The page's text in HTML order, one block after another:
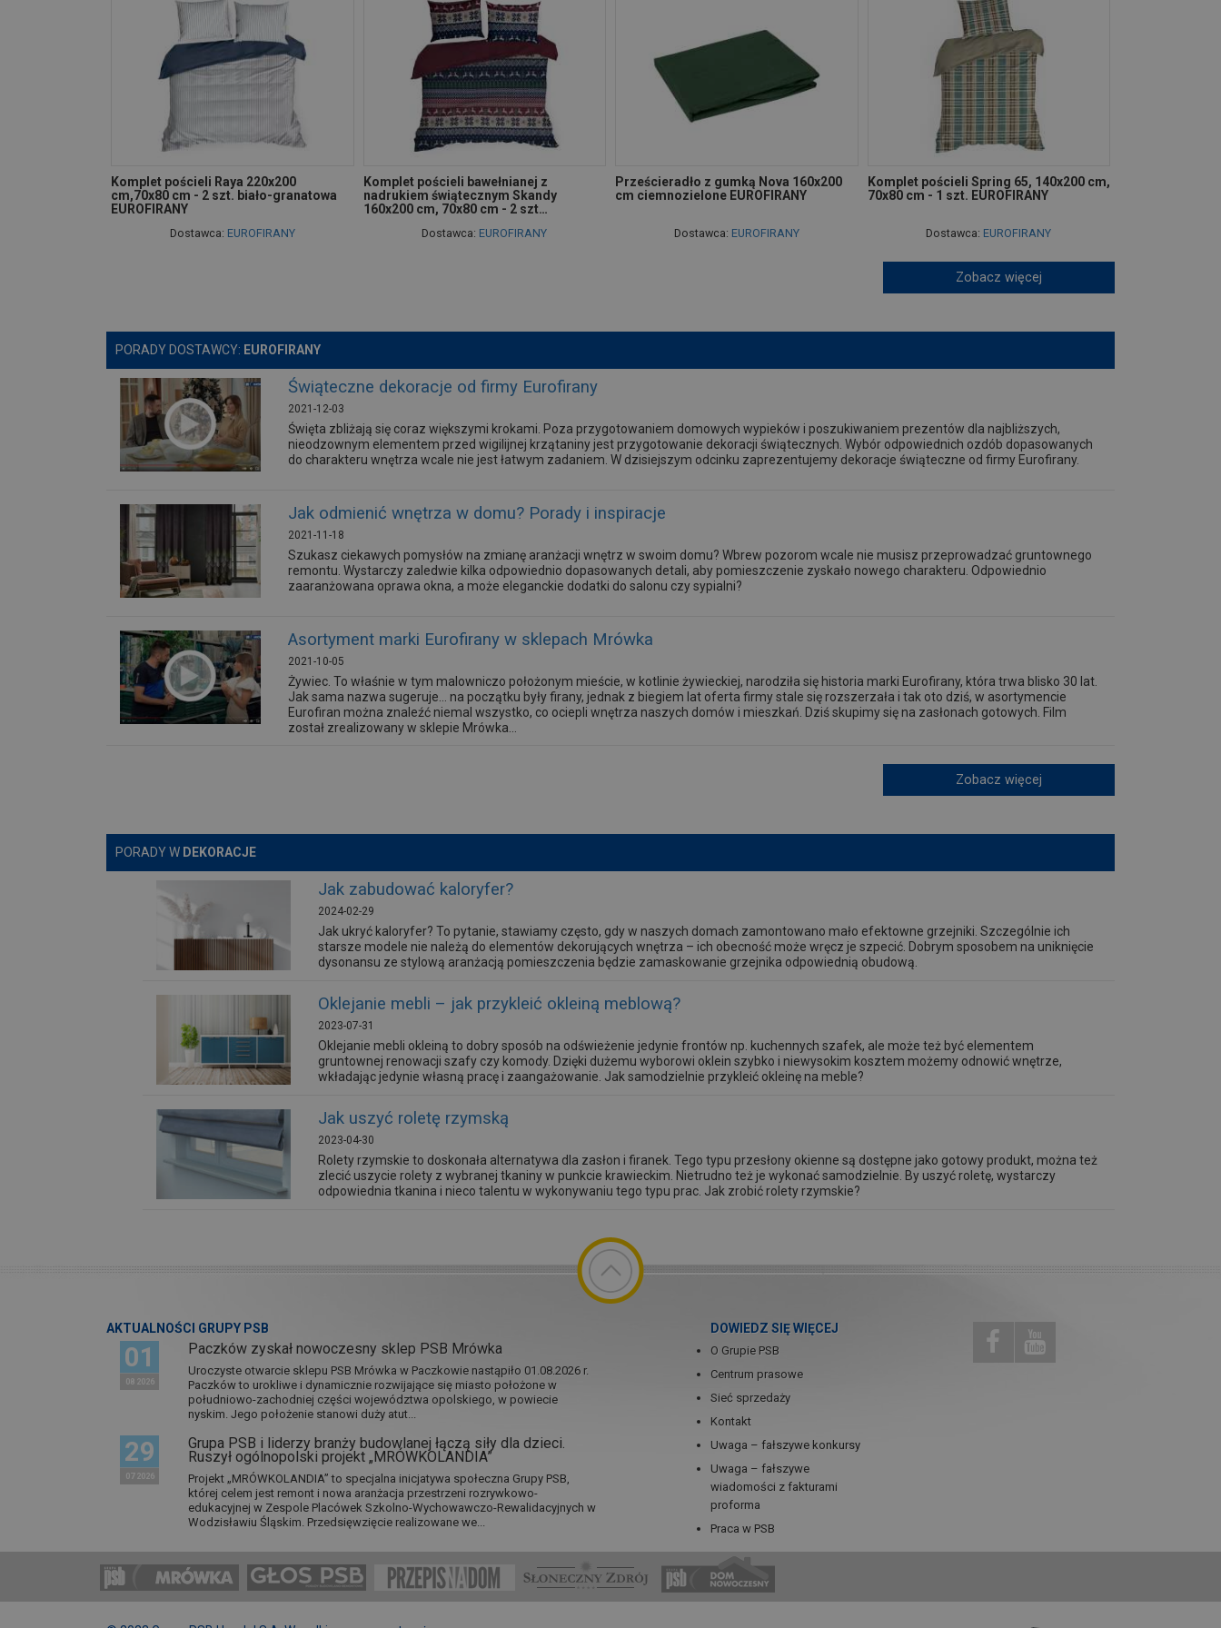
Komplet pościeli Raya 220x200
cm,70x80 cm - 2 szt. biało-granatowa
EUROFIRANY
Dostawca: EUROFIRANY
Komplet pościeli bawełnianej z
nadrukiem świątecznym Skandy
160x200 cm, 70x80 cm - 2 szt…
Dostawca: EUROFIRANY
Prześcieradło z gumką Nova 160x200
cm ciemnozielone EUROFIRANY
Dostawca: EUROFIRANY
Komplet pościeli Spring 65, 140x200 cm,
70x80 cm - 1 szt. EUROFIRANY
Dostawca: EUROFIRANY
Zobacz więcej
PORADY DOSTAWCY: EUROFIRANY
Świąteczne dekoracje od firmy Eurofirany
2021-12-03
Święta zbliżają się coraz większymi krokami. Poza przygotowaniem domowych wypieków i poszukiwaniem prezentów dla najbliższych,
nieodzownym elementem przed wigilijnej krzątaniny jest przygotowanie dekoracji świątecznych. Wybór odpowiednich ozdób dopasowanych
do charakteru wnętrza wcale nie jest łatwym zadaniem. W dzisiejszym odcinku zaprezentujemy dekoracje świąteczne od firmy Eurofirany.
Jak odmienić wnętrza w domu? Porady i inspiracje
2021-11-18
Szukasz ciekawych pomysłów na zmianę aranżacji wnętrz w swoim domu? Wbrew pozorom wcale nie musisz przeprowadzać gruntownego
remontu. Wystarczy zaledwie kilka odpowiednio dopasowanych detali, aby pomieszczenie zyskało nowego charakteru. Odpowiednio
zaaranżowana oprawa okna, a może eleganckie dodatki do salonu czy sypialni?
Asortyment marki Eurofirany w sklepach Mrówka
2021-10-05
Żywiec. To właśnie w tym malowniczo położonym mieście, w kotlinie żywieckiej, narodziła się historia marki Eurofirany, która trwa blisko 30 lat.
Jak sama nazwa sugeruje… na początku były firany, jednak z biegiem lat oferta firmy stale się rozszerzała i tak oto dziś, w asortymencie
Eurofiran można znaleźć niemal wszystko, co ociepli wnętrza naszych domów i mieszkań. Dziś skupimy się na zasłonach gotowych. Film
został zrealizowany w sklepie Mrówka...
Zobacz więcej
PORADY W DEKORACJE
Jak zabudować kaloryfer?
2024-02-29
Jak ukryć kaloryfer? To pytanie, stawiamy często, gdy w naszych domach zamontowano mało efektowne grzejniki. Szczególnie ich
starsze modele nie należą do elementów dekorujących wnętrza – ich obecność może wręcz je szpecić. Dobrym sposobem na uniknięcie
dysonansu ze stylową aranżacją pomieszczenia będzie zamaskowanie grzejnika odpowiednią obudową.
Oklejanie mebli – jak przykleić okleiną meblową?
2023-07-31
Oklejanie mebli okleiną to dobry sposób na odświeżenie jedynie frontów np. kuchennych szafek, ale może też być elementem
gruntownej renowacji szafy czy komody. Dzięki dużemu wyborowi oklein szybko i niewysokim kosztem możemy odnowić wnętrze,
wkładając jedynie własną pracę i zaangażowanie. Jak samodzielnie przykleić okleinę na meble?
Jak uszyć roletę rzymską
2023-04-30
Rolety rzymskie to doskonała alternatywa dla zasłon i firanek. Tego typu przesłony okienne są dostępne jako gotowy produkt, można też
zlecić uszycie rolety z wybranej tkaniny w punkcie krawieckim. Nietrudno też je wykonać samodzielnie. By uszyć roletę, wystarczy
odpowiednia tkanina i nieco talentu w wykonywaniu tego typu prac. Jak zrobić rolety rzymskie?
AKTUALNOŚCI GRUPY PSB
01
08 2026
Paczków zyskał nowoczesny sklep PSB Mrówka
Uroczyste otwarcie sklepu PSB Mrówka w Paczkowie nastąpiło 01.08.2026 r.
Paczków to urokliwe i dynamicznie rozwijające się miasto położone w
południowo-zachodniej części województwa opolskiego, w powiecie
nyskim. Jego położenie stanowi duży atut...
29
07 2026
Grupa PSB i liderzy branży budowlanej łączą siły dla dzieci.
Ruszył ogólnopolski projekt „MRÓWKOLANDIA”
Projekt „MRÓWKOLANDIA” to specjalna inicjatywa społeczna Grupy PSB,
której celem jest remont i nowa aranżacja przestrzeni rozrywkowo-
edukacyjnej w Zespole Placówek Szkolno-Wychowawczo-Rewalidacyjnych w
Wodzisławiu Śląskim. Przedsięwzięcie realizowane we...
DOWIEDZ SIĘ WIĘCEJ
O Grupie PSB
Centrum prasowe
Sieć sprzedaży
Kontakt
Uwaga – fałszywe konkursy
Uwaga – fałszywe
wiadomości z fakturami
proforma
Praca w PSB